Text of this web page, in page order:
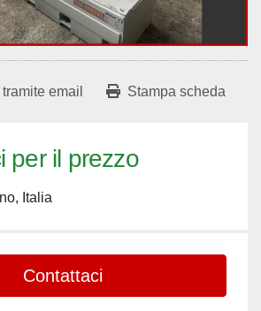
email Stampa scheda
per il prezzo
Italia
Contattaci